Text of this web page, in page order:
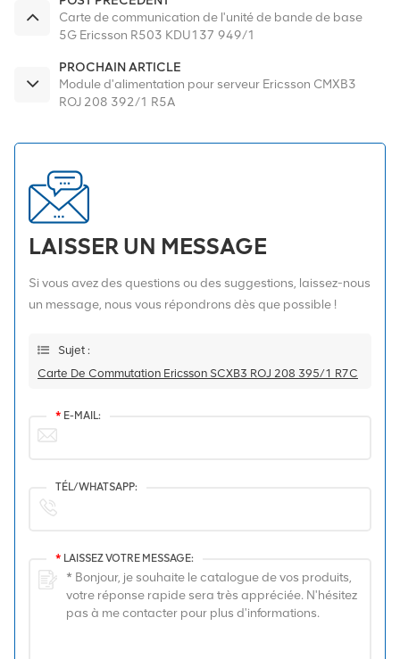
Carte de communication de l'unité de bande de base
5G Ericsson R503 KDU137 949/1
PROCHAIN ARTICLE
Module d'alimentation pour serveur Ericsson CMXB3
ROJ 208 392/1 R5A
LAISSER UN MESSAGE
Si vous avez des questions ou des suggestions, laissez-nous
un message, nous vous répondrons dès que possible !
Sujet :
Carte De Commutation Ericsson SCXB3 ROJ 208 395/1 R7C
* E-MAIL:
TÉL/WHATSAPP:
* LAISSEZ VOTRE MESSAGE: